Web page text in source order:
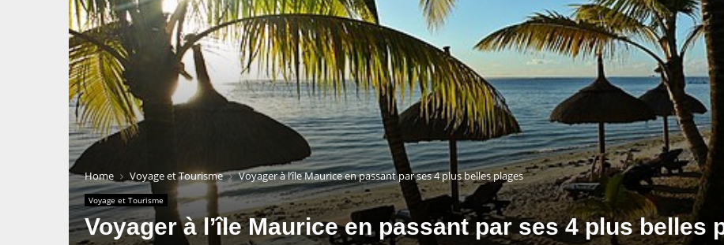
Home Voyage et Tourisme Voyager à l’île Maurice en passant par ses 4 plus belles plages
Voyage et Tourisme
Voyager à l’île Maurice en passant par ses 4 plus belles